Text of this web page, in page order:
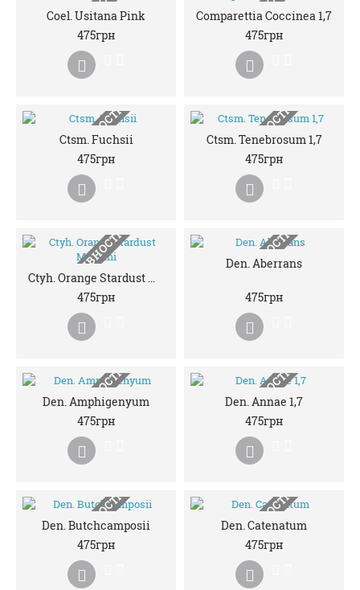
НЕМАЄ В НАЯВНОСТІ
Coel. Usitana Pink
475грн
НЕМАЄ В НАЯВНОСТІ
Comparettia Coccinea 1,7
475грн
НЕМАЄ В НАЯВНОСТІ
Ctsm. Fuchsii
475грн
НЕМАЄ В НАЯВНОСТІ
Ctsm. Tenebrosum 1,7
475грн
НЕМАЄ В НАЯВНОСТІ
Ctyh. Orange Stardust Masumi
475грн
НЕМАЄ В НАЯВНОСТІ
Den. Aberrans
475грн
НЕМАЄ В НАЯВНОСТІ
Den. Amphigenyum
475грн
НЕМАЄ В НАЯВНОСТІ
Den. Annae 1,7
475грн
НЕМАЄ В НАЯВНОСТІ
Den. Butchcamposii
475грн
НЕМАЄ В НАЯВНОСТІ
Den. Catenatum
475грн